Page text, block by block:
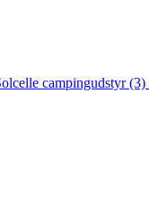
campingudstyr(3)